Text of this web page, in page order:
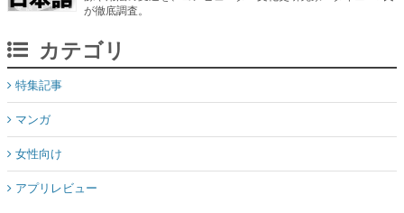
が徹底調査。
カテゴリ
特集記事
マンガ
女性向け
アプリレビュー